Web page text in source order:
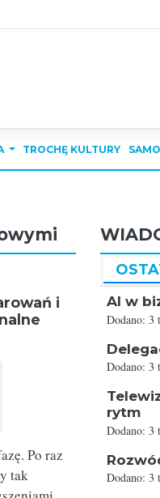
TROCHĘ KULTURY
i
Po raz
tak
AI w
Dodano: 3
Dodano: 3
rytm
Dodano: 3
Dodano: 3